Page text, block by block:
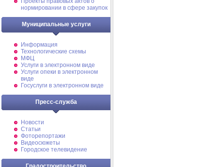
нормировании в сфере закупок
Муниципальные услуги
Информация
Технологические схемы
МФЦ
Услуги в электронном виде
Услуги опеки в электронном
виде
Госуслуги в электронном виде
Пресс-служба
Новости
Статьи
Фоторепортажи
Видеосюжеты
Городское телевидение